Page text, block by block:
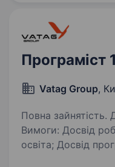
системами…
Програміст
Vatag Group,
Повна зайнятість.
Вимоги: Досвід роботи від 2 років; Вища
освіта; Досвід програмування в системі 1С 77